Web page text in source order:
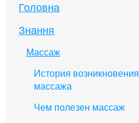
Головна
Знання
Массаж
История возникновения
массажа
Чем полезен массаж